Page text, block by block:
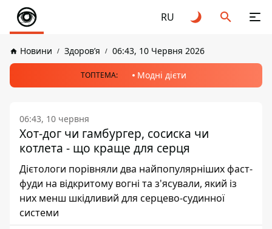
RU
Новини Здоров’я 06:43, 10 Червня 2026
ТОПТЕМА: Модні дієти
06:43, 10 червня
Хот-дог чи гамбургер, сосиска чи
котлета - що краще для серця
Дієтологи порівняли два найпопулярніших фаст-
фуди на відкритому вогні та з'ясували, який із
них менш шкідливий для серцево-судинної
системи